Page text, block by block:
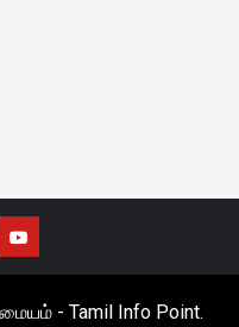
Youtube
- Tamil Info Point.